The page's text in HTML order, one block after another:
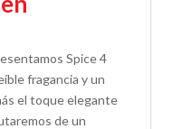
Spice 4
fragancia y un
el toque elegante
de un